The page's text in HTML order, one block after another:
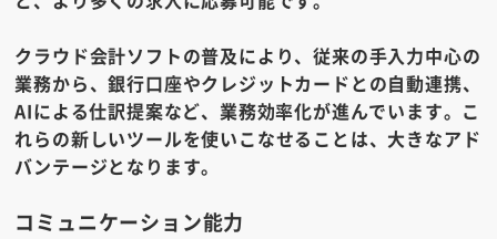
クラウド会計ソフトの普及により、従来の手入力中心の
業務から、銀行口座やクレジットカードとの自動連携、
AIによる仕訳提案など、業務効率化が進んでいます。こ
れらの新しいツールを使いこなせることは、大きなアド
バンテージとなります。
コミュニケーション能力